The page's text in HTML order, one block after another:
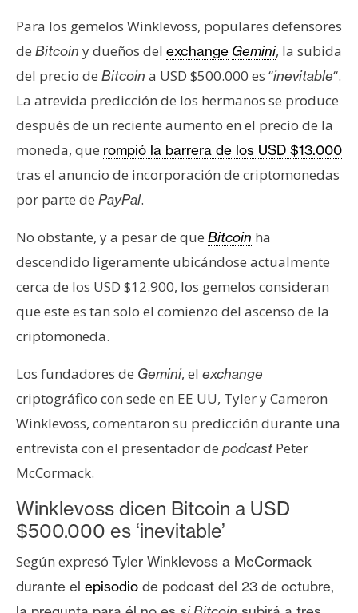
c
i
n
t
h
e
e
u
m
I
A
n
á
l
s
i
N
Para los gemelos Winklevoss, populares defensores
de Bitcoin y dueños del exchange Gemini, la subida
del precio de Bitcoin a USD $500.000 es “inevitable“.
La atrevida predicción de los hermanos se produce
después de un reciente aumento en el precio de la
moneda, que rompió la barrera de los USD $13.000
tras el anuncio de incorporación de criptomonedas
por parte de PayPal.
No obstante, y a pesar de que Bitcoin ha
descendido ligeramente ubicándose actualmente
cerca de los USD $12.900, los gemelos consideran
que este es tan solo el comienzo del ascenso de la
criptomoneda.
Los fundadores de Gemini, el exchange
criptográfico con sede en EE UU, Tyler y Cameron
Winklevoss, comentaron su predicción durante una
entrevista con el presentador de podcast Peter
McCormack.
Winklevoss dicen Bitcoin a USD
$500.000 es ‘inevitable’
Según expresó Tyler Winklevoss a McCormack
durante el episodio de podcast del 23 de octubre,